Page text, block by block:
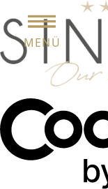
MENÜ